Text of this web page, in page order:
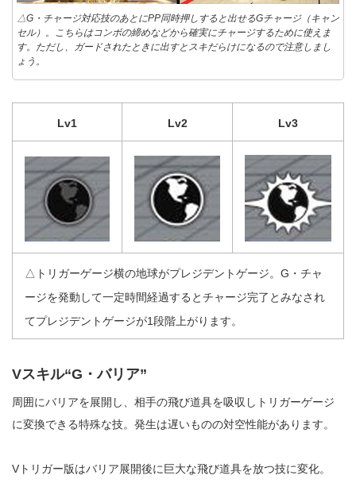
△G・チャージ対応技のあとにPP同時押しすると出せるGチャージ（キャン
セル）。こちらはコンボの締めなどから確実にチャージするために使えま
す。ただし、ガードされたときに出すとスキだらけになるので注意しまし
ょう。
Lv1 Lv2 Lv3
△トリガーゲージ横の地球がプレジデントゲージ。G・チャ
ージを発動して一定時間経過するとチャージ完了とみなされ
てプレジデントゲージが1段階上がります。
Vスキル“G・バリア”
周囲にバリアを展開し、相手の飛び道具を吸収しトリガーゲージ
に変換できる特殊な技。発生は遅いものの対空性能があります。
Vトリガー版はバリア展開後に巨大な飛び道具を放つ技に変化。